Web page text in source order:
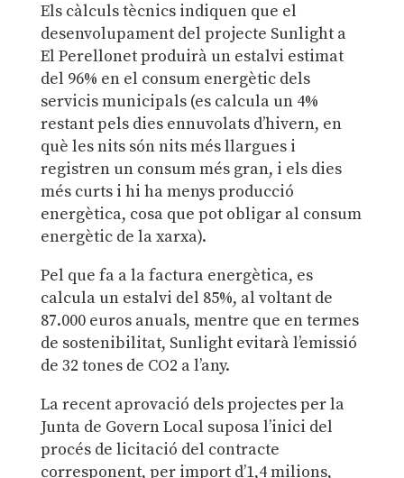
Els càlculs tècnics indiquen que el
desenvolupament del projecte Sunlight a
El Perellonet produirà un estalvi estimat
del 96% en el consum energètic dels
servicis municipals (es calcula un 4%
restant pels dies ennuvolats d’hivern, en
què les nits són nits més llargues i
registren un consum més gran, i els dies
més curts i hi ha menys producció
energètica, cosa que pot obligar al consum
energètic de la xarxa).
Pel que fa a la factura energètica, es
calcula un estalvi del 85%, al voltant de
87.000 euros anuals, mentre que en termes
de sostenibilitat, Sunlight evitarà l’emissió
de 32 tones de CO2 a l’any.
La recent aprovació dels projectes per la
Junta de Govern Local suposa l’inici del
procés de licitació del contracte
corresponent, per import d’1,4 milions,